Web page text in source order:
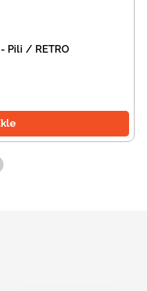
Pili / RETRO